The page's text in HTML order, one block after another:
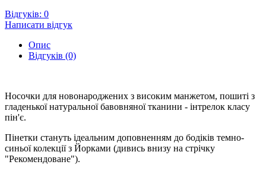
Відгуків: 0
Написати відгук
Опис
Відгуків (0)
Носочки для новонароджених з високим манжетом, пошиті з
гладенької натуральної бавовняної тканини - інтрелок класу
пін'є.
Пінетки стануть ідеальним доповненням до бодіків темно-
синьої колекції з Йорками (дивись внизу на стрічку
"Рекомендоване").